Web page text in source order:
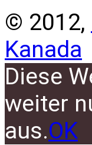
© 2012,
Kanada
Diese
weiter
aus.OK